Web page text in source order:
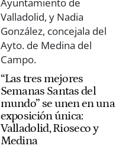
“Las tres mejores
Semanas Santas del
mundo” se unen en una
exposición única:
Valladolid, Rioseco y
Medina